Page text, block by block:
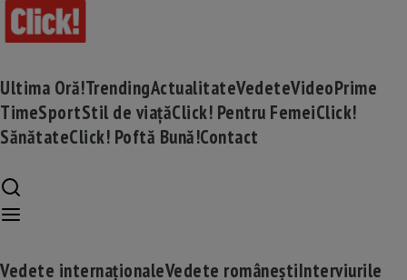
Ultima Oră!TrendingActualitateVedeteVideoPrime
TimeSportStil de viațăClick! Pentru FemeiClick!
SănătateClick! Poftă Bună!Contact
Vedete internaționaleVedete româneștiInterviurile